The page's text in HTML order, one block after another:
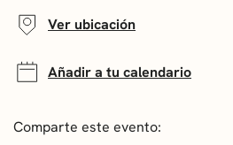
Ver ubicación
Añadir a tu calendario
Comparte este evento: